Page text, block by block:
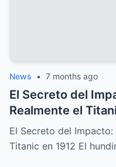
News • 7 months ago
El Secreto del
Realmente el
El Secreto del
Titanic en 1912 El